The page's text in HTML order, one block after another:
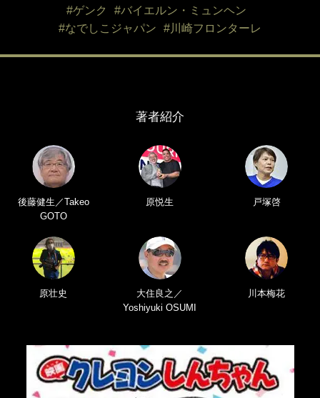
#ゲンク
#バイエルン・ミュンヘン
#なでしこジャパン
#川崎フロンターレ
著者紹介
後藤健生／Takeo
GOTO
原悦生 戸塚啓
原壮史
大住良之／
Yoshiyuki OSUMI
川本梅花